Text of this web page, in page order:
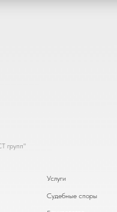
групп"
Услуги
Судебные споры